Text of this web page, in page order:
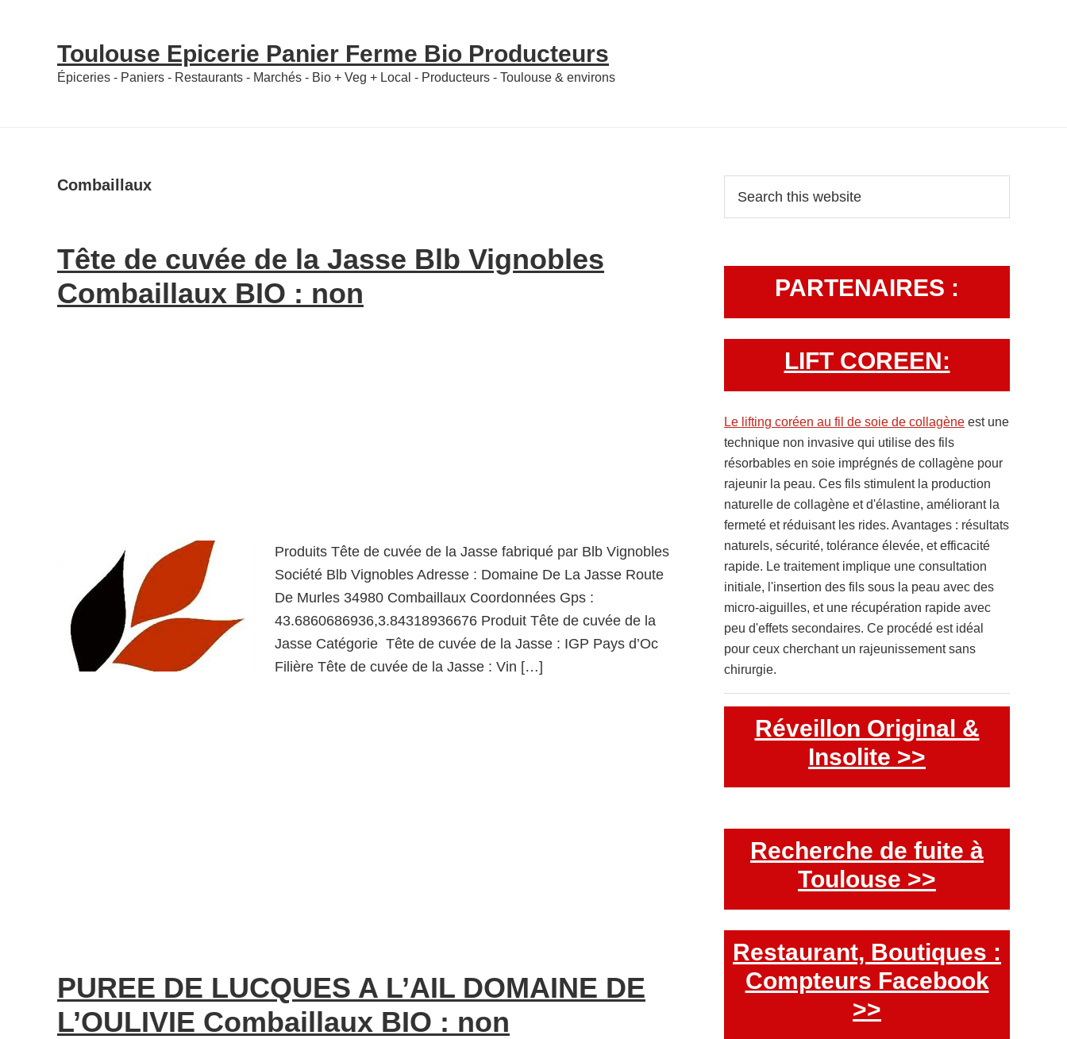
Toulouse Epicerie Panier Ferme Bio Producteurs
Épiceries - Paniers - Restaurants - Marchés - Bio + Veg + Local - Producteurs - Toulouse & environs
Combaillaux
Tête de cuvée de la Jasse Blb Vignobles
Combaillaux BIO : non
Produits Tête de cuvée de la Jasse fabriqué par Blb Vignobles
Société Blb Vignobles Adresse : Domaine De La Jasse Route
De Murles 34980 Combaillaux Coordonnées Gps :
43.6860686936,3.84318936676 Produit Tête de cuvée de la
Jasse Catégorie Tête de cuvée de la Jasse : IGP Pays d’Oc
Filière Tête de cuvée de la Jasse : Vin […]
PUREE DE LUCQUES A L’AIL DOMAINE DE
L’OULIVIE Combaillaux BIO : non
Primary
Sidebar
this
PARTENAIRES :
LIFT COREEN:
Le lifting coréen au fil de soie de collagène est une
technique non invasive qui utilise des fils
résorbables en soie imprégnés de collagène pour
rajeunir la peau. Ces fils stimulent la production
naturelle de collagène et d'élastine, améliorant la
fermeté et réduisant les rides. Avantages : résultats
naturels, sécurité, tolérance élevée, et efficacité
rapide. Le traitement implique une consultation
initiale, l'insertion des fils sous la peau avec des
micro-aiguilles, et une récupération rapide avec
peu d'effets secondaires. Ce procédé est idéal
pour ceux cherchant un rajeunissement sans
chirurgie.
Réveillon Original &
Insolite >>
Recherche de fuite à
Toulouse >>
Restaurant, Boutiques :
Compteurs Facebook
>>